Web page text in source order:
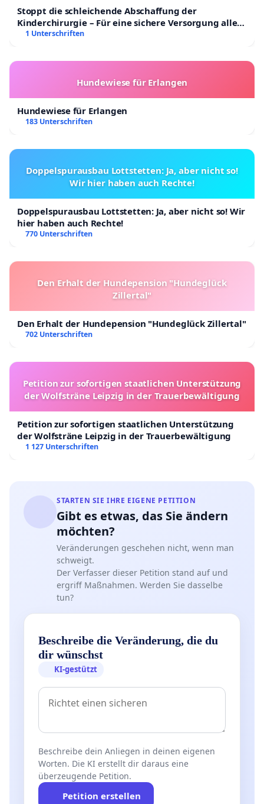
Stoppt die schleichende Abschaffung der
Kinderchirurgie – Für eine sichere Versorgung aller
Kinder in Deutschland
1 Unterschriften
Hundewiese für Erlangen
Hundewiese für Erlangen
183 Unterschriften
Doppelspurausbau Lottstetten: Ja, aber nicht so!
Wir hier haben auch Rechte!
Doppelspurausbau Lottstetten: Ja, aber nicht so! Wir
hier haben auch Rechte!
770 Unterschriften
Den Erhalt der Hundepension "Hundeglück
Zillertal"
Den Erhalt der Hundepension "Hundeglück Zillertal"
702 Unterschriften
Petition zur sofortigen staatlichen Unterstützung
der Wolfsträne Leipzig in der Trauerbewältigung
Petition zur sofortigen staatlichen Unterstützung
der Wolfsträne Leipzig in der Trauerbewältigung
1 127 Unterschriften
STARTEN SIE IHRE EIGENE PETITION
Gibt es etwas, das Sie ändern
möchten?
Veränderungen geschehen nicht, wenn man
schweigt.
Der Verfasser dieser Petition stand auf und
ergriff Maßnahmen. Werden Sie dasselbe
tun?
Beschreibe die Veränderung, die du
dir wünschst
KI-gestützt
Beschreibe dein Anliegen in deinen eigenen
Worten. Die KI erstellt dir daraus eine
überzeugende Petition.
Petition erstellen